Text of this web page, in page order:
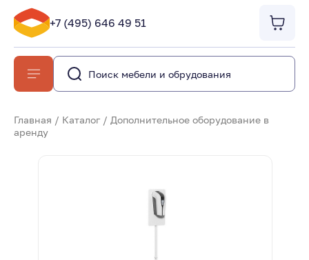
+7 (495) 646 49 51
Главная / Каталог / Дополнительное оборудование в
аренду